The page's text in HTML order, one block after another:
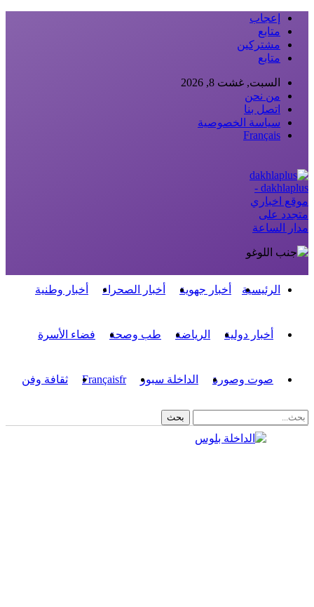
إعجاب
متابع
مشتركين
متابع
السبت, غشت 8, 2026
من نحن
اتصل بنا
سياسة الخصوصية
Français
dakhlaplus -
موقع اخباري
متجدد على
مدار الساعة
الرئيسية أخبار جهوية أخبار الصحراء أخبار وطنية
أخبار دولية الرياضة طب وصحة فضاء الأسرة
صوت وصورة الداخلة سبور Françaisfr ثقافة وفن